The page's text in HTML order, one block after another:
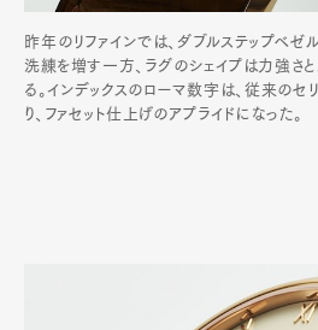
昨年のリファインでは、ダブルステップベゼ
洗練を増す一方、ラグのシェイプは力強さ
る。インデックスのローマ数字は、従来の
り、ファセット仕上げのアプライドになった。